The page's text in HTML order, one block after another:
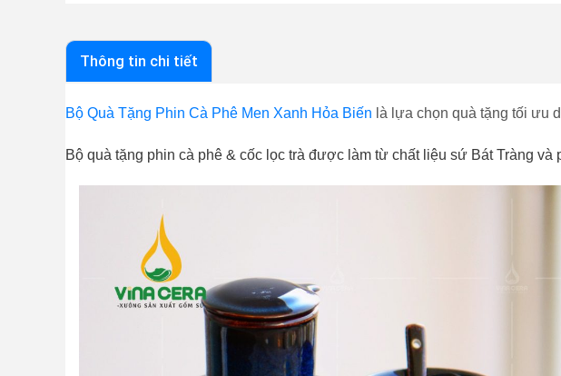
Thông tin chi tiết
Bộ Quà Tặng Phin Cà Phê Men Xanh Hỏa Biến là lựa chọn quà tặng tối ưu
Bộ quà tặng phin cà phê & cốc lọc trà được làm từ chất liệu sứ Bát Tràng và